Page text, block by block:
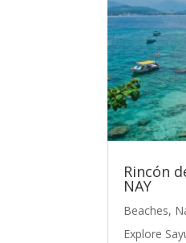
Rincón
NAY
Beaches,
Explore